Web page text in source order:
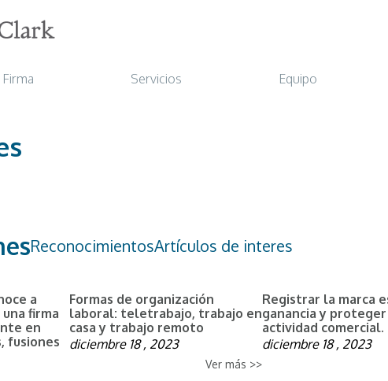
Firma Servicios Equipo
ReconocimientosArtículos de interes
a
firma
en
fusiones
Formas de organización
laboral: teletrabajo, trabajo en
casa y trabajo remoto
diciembre 18 , 2023
Ver más >>
Registrar la marca
ganancia y proteger
actividad comercial.
diciembre 18 , 2023